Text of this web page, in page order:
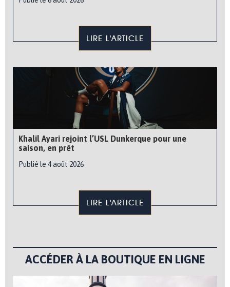
LIRE L'ARTICLE
Khalil Ayari rejoint l’USL Dunkerque pour une
saison, en prêt
Publié le 4 août 2026
LIRE L'ARTICLE
ACCÉDER À LA BOUTIQUE EN LIGNE